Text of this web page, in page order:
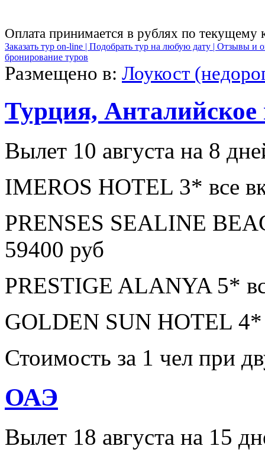
Оплата принимается в рублях по текущему
Заказать тур on-line | Подобрать тур на любую дату | Отзывы и
бронирование туров
Размещено в: Лоукост
Турция, Анталийское
Вылет 10 августа на 8
IMEROS HOTEL 3* все
PRENSES SEALINE
59400 руб
PRESTIGE ALANYA 5*
GOLDEN SUN HOTEL 4*
Стоимость за 1 чел при
ОАЭ
Вылет 18 августа на 15